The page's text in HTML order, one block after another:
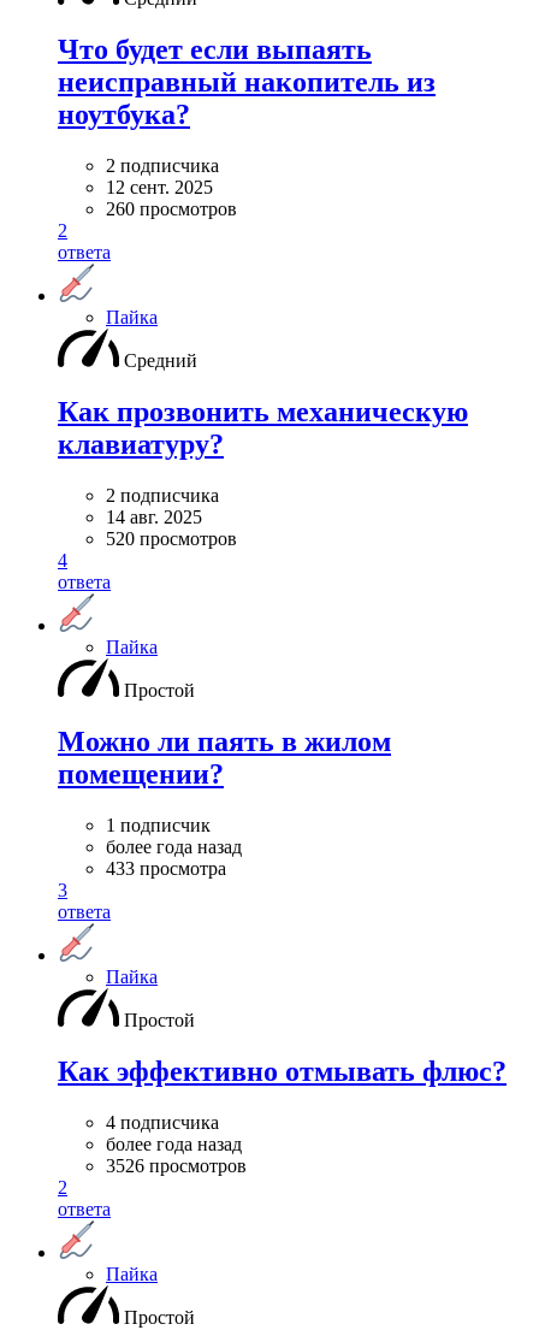
Что будет если выпаять
неисправный накопитель из
ноутбука?
2 подписчика
12 сент. 2025
260 просмотров
2
ответа
Пайка
Средний
Как прозвонить механическую
клавиатуру?
2 подписчика
14 авг. 2025
520 просмотров
4
ответа
Пайка
Простой
Можно ли паять в жилом
помещении?
1 подписчик
более года назад
433 просмотра
3
ответа
Пайка
Простой
Как эффективно отмывать флюс?
4 подписчика
более года назад
3526 просмотров
2
ответа
Пайка
Простой